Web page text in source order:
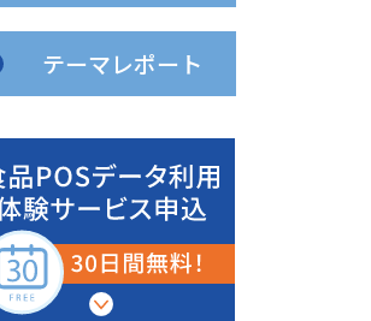
テーマレポート